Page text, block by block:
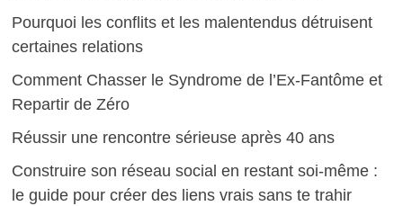
Pourquoi les conflits et les malentendus détruisent
certaines relations
Comment Chasser le Syndrome de l’Ex-Fantôme et
Repartir de Zéro
Réussir une rencontre sérieuse après 40 ans
Construire son réseau social en restant soi-même :
le guide pour créer des liens vrais sans te trahir